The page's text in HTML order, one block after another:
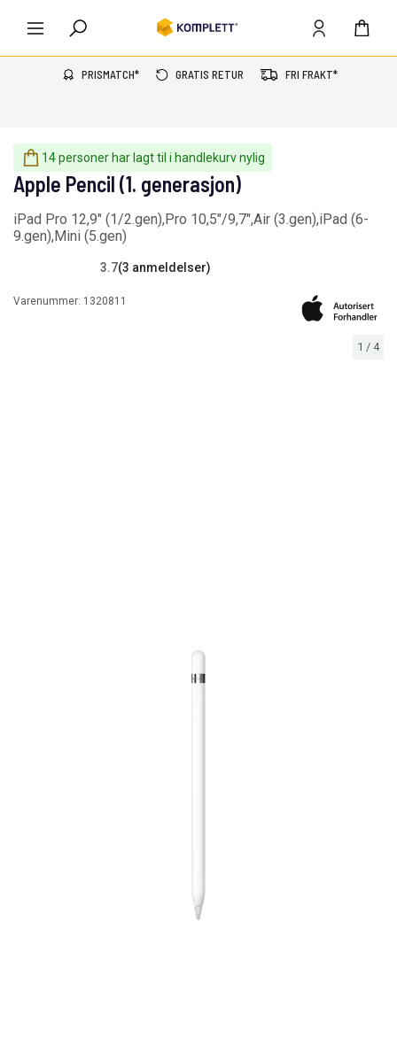
PRISMATCH* GRATIS RETUR FRI FRAKT*
14 personer har lagt til i handlekurv nylig
1 / 4
Apple Pencil (1. generasjon)
iPad Pro 12,9" (1/2.gen),Pro 10,5"/9,7",Air (3.gen),iPad (6-
9.gen),Mini (5.gen)
3.7(3 anmeldelser)
Varenummer: 1320811